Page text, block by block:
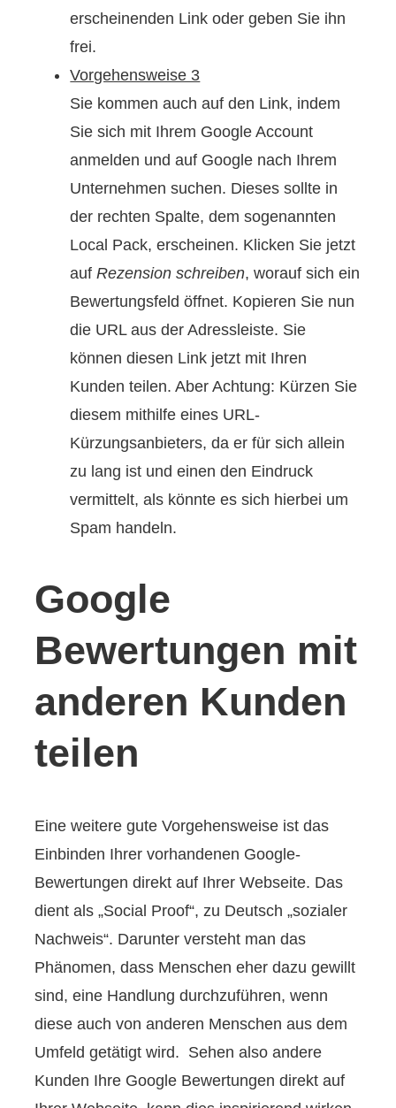
erscheinenden Link oder geben Sie ihn
frei.
Vorgehensweise 3
Sie kommen auch auf den Link, indem
Sie sich mit Ihrem Google Account
anmelden und auf Google nach Ihrem
Unternehmen suchen. Dieses sollte in
der rechten Spalte, dem sogenannten
Local Pack, erscheinen. Klicken Sie jetzt
aufRezension schreiben, worauf sich ein
Bewertungsfeld öffnet. Kopieren Sie nun
die URL aus der Adressleiste. Sie
können diesen Link jetzt mit Ihren
Kunden teilen. Aber Achtung: Kürzen Sie
diesem mithilfe eines URL-
Kürzungsanbieters, da er für sich allein
zu lang ist und einen den Eindruck
vermittelt, als könnte es sich hierbei um
Spam handeln.
Google
Bewertungen mit
anderen Kunden
teilen
Eine weitere gute Vorgehensweise ist das
Einbinden Ihrer vorhandenen Google-
Bewertungen direkt auf Ihrer Webseite. Das
dient als „Social Proof“, zu Deutsch „sozialer
Nachweis“. Darunter versteht man das
Phänomen, dass Menschen eher dazu gewillt
sind, eine Handlung durchzuführen, wenn
diese auch von anderen Menschen aus dem
Umfeld getätigt wird. Sehen also andere
Kunden Ihre Google Bewertungen direkt auf